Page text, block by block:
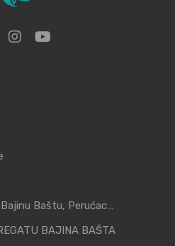
Baštu, Perućac…
BAJINA BAŠTA